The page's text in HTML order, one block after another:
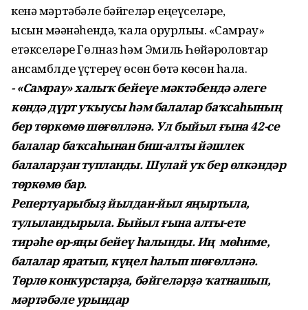
кенә мәртәбәле бәйгеләр еңеүселәре,
ысын мәғәнәһендә, ҡала ғорурлығы. «Самрау»
етәкселәре Гөлназ һәм Эмиль Һөйәрғоловтар
ансамблде үҫтереү өсөн бөтә көсөн һала.
- «Самрау» халыҡ бейеүе мәктәбендә әлеге
көндә дүрт уҡыусы һәм балалар баҡсаһының
бер төркөмө шөғөлләнә. Ул быйыл ғына 42-се
балалар баҡсаһынан биш-алты йәшлек
балаларҙан тупланды. Шулай уҡ бер өлкәндәр
төркөмө бар.
Репертуарыбыҙ йылдан-йыл яңыртыла,
тулыландырыла. Быйыл ғына алты-ете
тирәһе өр-яңы бейеү һалынды. Иң мөһиме,
балалар яратып, күңел һалып шөғөлләнә.
Төрлө конкурстарҙа, бәйгеләрҙә ҡатнашып,
мәртәбәле урындар